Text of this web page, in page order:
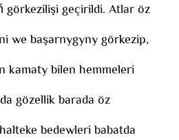
görkezilişi geçirildi. Atlar öz
we başarnygyny görkezip,
kamaty bilen hemmeleri
gözellik barada öz
bedewleri babatda